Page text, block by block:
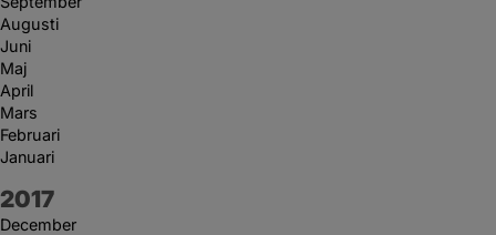
Augusti
Juni
Maj
April
Mars
Februari
Januari
År:
2017
December